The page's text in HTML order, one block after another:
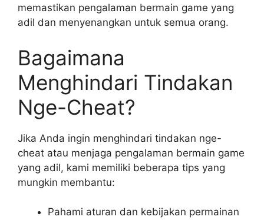
memastikan pengalaman bermain game yang
adil dan menyenangkan untuk semua orang.
Bagaimana
Menghindari Tindakan
Nge-Cheat?
Jika Anda ingin menghindari tindakan nge-
cheat atau menjaga pengalaman bermain game
yang adil, kami memiliki beberapa tips yang
mungkin membantu:
Pahami aturan dan kebijakan permainan